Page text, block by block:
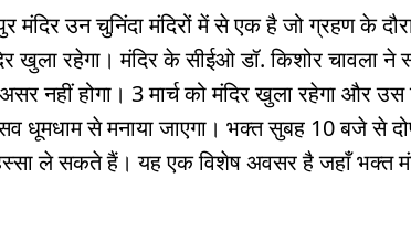
मंदिर उन चुनिंदा मंदिरों में से एक है जो ग्रहण के
खुला रहेगा। मंदिर के सीईओ डॉ. किशोर चावला ने
नहीं होगा। 3 मार्च को मंदिर खुला रहेगा और उस
धूमधाम से मनाया जाएगा। भक्त सुबह 10 बजे से
ले सकते हैं। यह एक विशेष अवसर है जहाँ भक्त